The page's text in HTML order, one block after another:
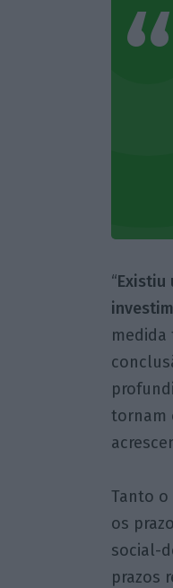
“Existiu
medida
tornam
Tanto o
os
social-
prazos